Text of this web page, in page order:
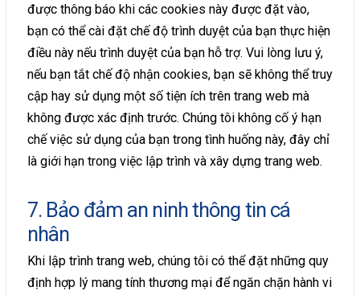
được thông báo khi các cookies này được đặt vào,
bạn có thể cài đặt chế độ trình duyệt của bạn thực hiện
điều này nếu trình duyệt của bạn hỗ trợ. Vui lòng lưu ý,
nếu bạn tắt chế độ nhận cookies, bạn sẽ không thể truy
cập hay sử dụng một số tiện ích trên trang web mà
không được xác định trước. Chúng tôi không cố ý hạn
chế việc sử dụng của bạn trong tình huống này, đây chỉ
là giới hạn trong việc lập trình và xây dựng trang web.
7. Bảo đảm an ninh thông tin cá
nhân
Khi lập trình trang web, chúng tôi có thể đặt những quy
định hợp lý mang tính thương mại để ngăn chặn hành vi